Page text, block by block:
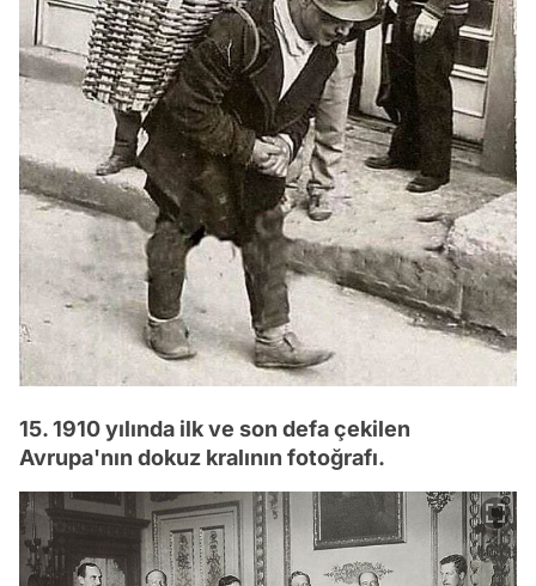
15. 1910 yılında ilk ve son defa çekilen
Avrupa'nın dokuz kralının fotoğrafı.